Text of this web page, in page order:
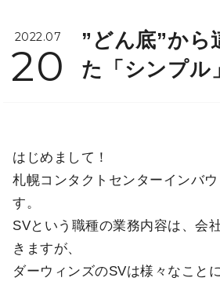
2022.07
20
”どん底”から
た「シンプル
はじめまして！
札幌コンタクトセンターインバ
す。
SVという職種の業務内容は、会
きますが、
ダーウィンズのSVは様々なこと